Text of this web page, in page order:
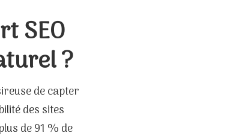
SEO
?
de capter
des sites
de 91 % de